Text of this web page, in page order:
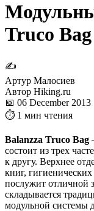
Truco Bag
✍
Артур Малосиев
Автор Hiking.ru
📅 06 December 2013
⏱ 1 мин чтения
Balanzza Truco Bag
состоит из трех
к другу. Верхнее
книг,
послужит отличной
складывается
модульной системы